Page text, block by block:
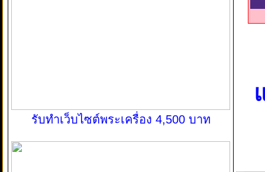
รับทำเว็บไซต์พระเครื่อง 4,500 บาท